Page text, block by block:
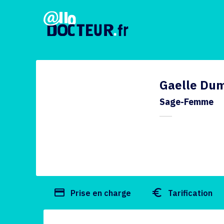
Gaelle
Sage-Femme
payment Prise en charge euro_symbol Tarification